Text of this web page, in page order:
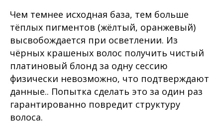
Чем темнее исходная база, тем больше
тёплых пигментов (жёлтый, оранжевый)
высвобождается при осветлении. Из
чёрных крашеных волос получить чистый
платиновый блонд за одну сессию
физически невозможно, что подтверждают
данные.. Попытка сделать это за один раз
гарантированно повредит структуру
волоса.